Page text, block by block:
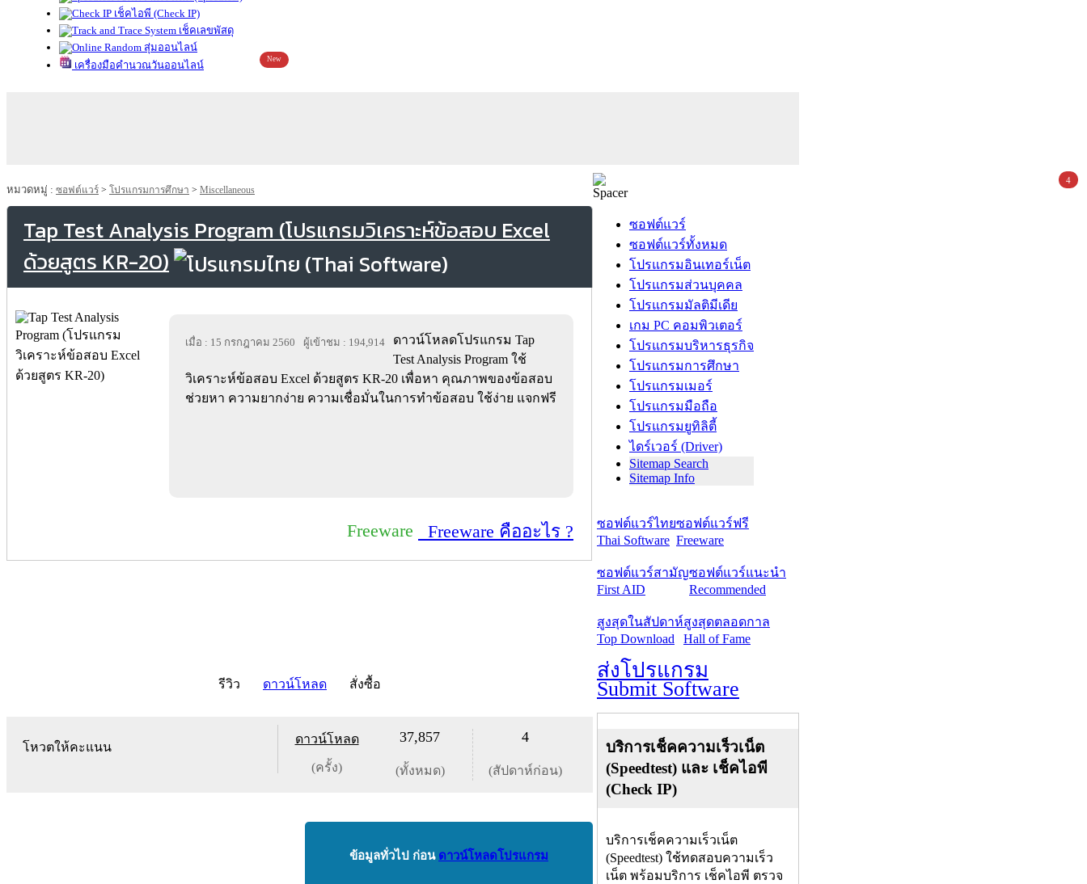
เช็คไอพี (Check IP)
เช็คเลขพัสดุ
สุ่มออนไลน์
เครื่องมือคำนวณวันออนไลน์
New
หมวดหมู่ : ซอฟต์แวร์ > โปรแกรมการศึกษา > Miscellaneous
Tap Test Analysis Program (โปรแกรมวิเคราะห์ข้อสอบ Excel
ด้วยสูตร KR-20)
เมื่อ : 15 กรกฎาคม 2560 ผู้เข้าชม : 194,914
ดาวน์โหลดโปรแกรม Tap
Test Analysis Program ใช้
วิเคราะห์ข้อสอบ Excel ด้วยสูตร KR-20 เพื่อหา คุณภาพของข้อสอบ
ช่วยหา ความยากง่าย ความเชื่อมั่นในการทำข้อสอบ ใช้ง่าย แจกฟรี
Freeware Freeware คืออะไร ?
รีวิว ดาวน์โหลด สั่งซื้อ
โหวตให้คะแนน
ดาวน์โหลด
(ครั้ง)
37,857
(ทั้งหมด)
4
(สัปดาห์ก่อน)
ข้อมูลทั่วไป ก่อน ดาวน์โหลดโปรแกรม
ซอฟต์แวร์
ซอฟต์แวร์ทั้งหมด
โปรแกรมอินเทอร์เน็ต
โปรแกรมส่วนบุคคล
โปรแกรมมัลติมีเดีย
เกม PC คอมพิวเตอร์
โปรแกรมบริหารธุรกิจ
โปรแกรมการศึกษา
โปรแกรมเมอร์
โปรแกรมมือถือ
โปรแกรมยูทิลิตี้
ไดร์เวอร์ (Driver)
Sitemap Search
Sitemap Info
ซอฟต์แวร์ไทย
Thai Software
ซอฟต์แวร์ฟรี
Freeware
ซอฟต์แวร์สามัญ
First AID
ซอฟต์แวร์แนะนำ
Recommended
สูงสุดในสัปดาห์
Top Download
สูงสุดตลอดกาล
Hall of Fame
ส่งโปรแกรม
Submit Software
บริการเช็คความเร็วเน็ต
(Speedtest) และ เช็คไอพี
(Check IP)
บริการเช็คความเร็วเน็ต
(Speedtest) ใช้ทดสอบความเร็ว
เน็ต พร้อมบริการ เช็คไอพี ตรวจ
4